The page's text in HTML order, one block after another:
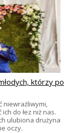
którzy po
niewrażliwymi,
do łez niż nas.
ulubiona drużyna
oczy.